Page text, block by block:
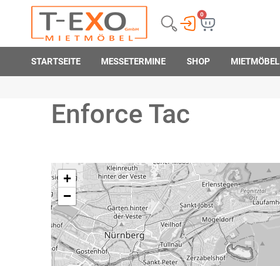
0
STARTSEITE MESSETERMINE SHOP MIETMÖBEL
Enforce Tac
+
−